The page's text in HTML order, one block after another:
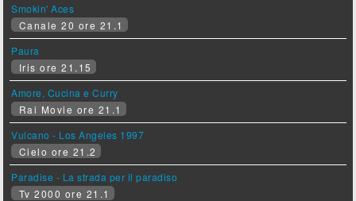
Smokin' Aces
Canale 20 ore 21.1
Paura
Iris ore 21.15
Amore, Cucina e Curry
Rai Movie ore 21.1
Vulcano - Los Angeles 1997
Cielo ore 21.2
Paradise - La strada per il paradiso
Tv 2000 ore 21.1